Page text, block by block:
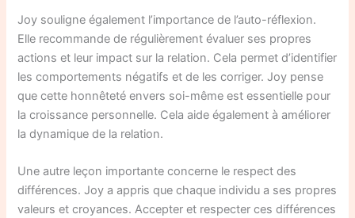
Joy souligne également l’importance de l’auto-réflexion.
Elle recommande de régulièrement évaluer ses propres
actions et leur impact sur la relation. Cela permet d’identifier
les comportements négatifs et de les corriger. Joy pense
que cette honnêteté envers soi-même est essentielle pour
la croissance personnelle. Cela aide également à améliorer
la dynamique de la relation.
Une autre leçon importante concerne le respect des
différences. Joy a appris que chaque individu a ses propres
valeurs et croyances. Accepter et respecter ces différences